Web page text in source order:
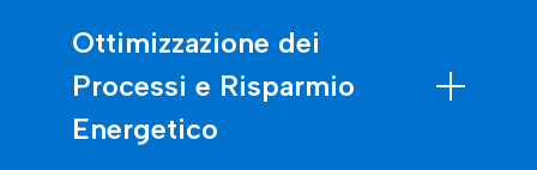
Ottimizzazione dei
Processi e Risparmio
Energetico